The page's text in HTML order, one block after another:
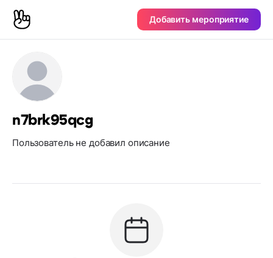
Добавить мероприятие
n7brk95qcg
Пользователь не добавил описание